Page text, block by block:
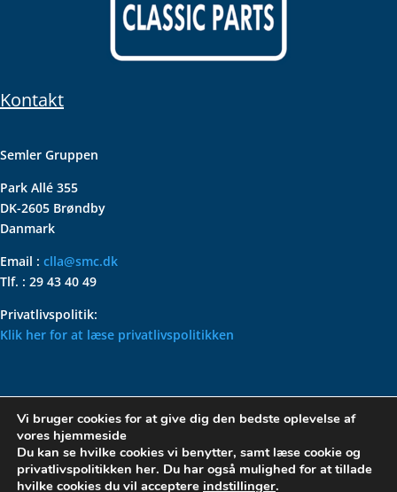
Kontakt
Semler Gruppen
Park Allé 355
DK-2605 Brøndby
Danmark
Email : clla@smc.dk
Tlf. : 29 43 40 49
Privatlivspolitik:
Klik her for at læse privatlivspolitikken
VOLKSWAGEN CLASSIC
PARTS – HOLDER DIN
KLASSISKE VOLKSWAGEN I
TOPFORM
Vi bruger cookies for at give dig den bedste oplevelse af
vores hjemmeside
Du kan se hvilke cookies vi benytter, samt læse cookie og
privatlivspolitikken her. Du har også mulighed for at tillade
hvilke cookies du vil acceptere indstillinger.